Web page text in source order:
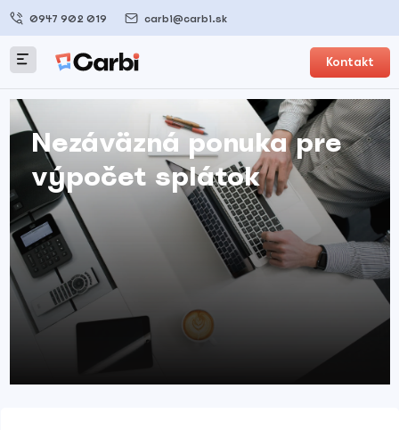
0947 902 019 carbi@carbi.sk
Kontakt
Nezáväzná ponuka pre
výpočet splátok